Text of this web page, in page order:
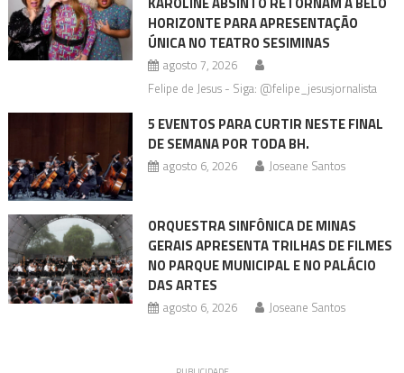
HORIZONTE PARA APRESENTAÇÃO
ÚNICA NO TEATRO SESIMINAS
agosto 7, 2026
Felipe de Jesus - Siga: @felipe_jesusjornalista
5 EVENTOS PARA CURTIR NESTE FINAL
DE SEMANA POR TODA BH.
agosto 6, 2026 Joseane Santos
ORQUESTRA SINFÔNICA DE MINAS
GERAIS APRESENTA TRILHAS DE FILMES
NO PARQUE MUNICIPAL E NO PALÁCIO
DAS ARTES
agosto 6, 2026 Joseane Santos